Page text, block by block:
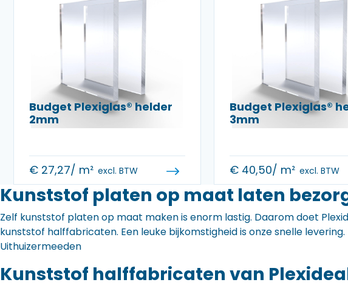
Budget Plexiglas® helder
2mm
€27,27/ m² excl. BTW
Budget Plexiglas®
3mm
€ 40,50/ m² excl. BTW
Kunststof platen op maat laten
Zelf kunststof platen op maat maken is enorm lastig. Daarom doet
kunststof halffabricaten. Een leuke bijkomstigheid is onze snelle
Uithuizermeeden
Kunststof halffabricaten van